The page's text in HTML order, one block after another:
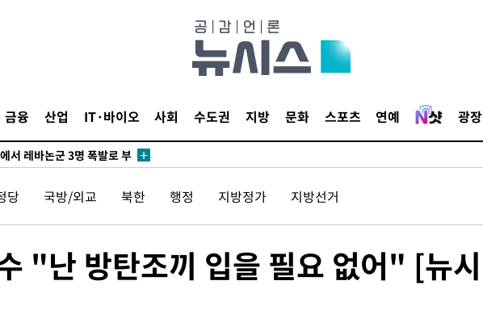
금융 산업 IT·바이오 사회 수도권 지방 문화 스포츠 연예 광장
만 뛰고 슈팅 0개
…'전례 없는 특급대우'
에 차량폭탄 폭발 사건
서 레바논군 3명 폭발로 부
…“에어포스원 기밀정보, 언
친 지병 별세
우승…데뷔 10년 차에 첫
엄친 구렁이 '소동'
루카에 1-0 승리(종합)
당 국방/외교 북한 행정 지방정가 지방선거
"난 방탄조끼 입을 필요 없어" [뉴시